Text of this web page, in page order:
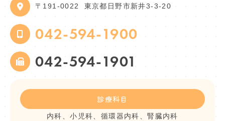
〒191-0022 東京都日野市新井3-3-20
042-594-1900
042-594-1901
診療科目
内科、小児科、循環器内科、腎臓内科